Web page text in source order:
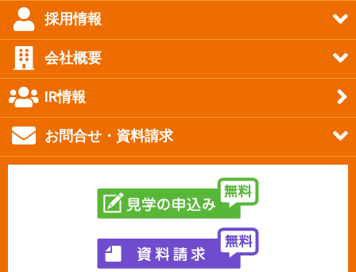
採用情報
会社概要
IR情報
お問合せ・資料請求